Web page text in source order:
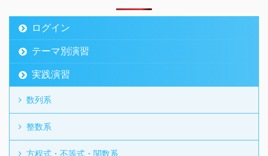
ログイン
テーマ別演習
実践演習
数列系
整数系
方程式・不等式・関数系